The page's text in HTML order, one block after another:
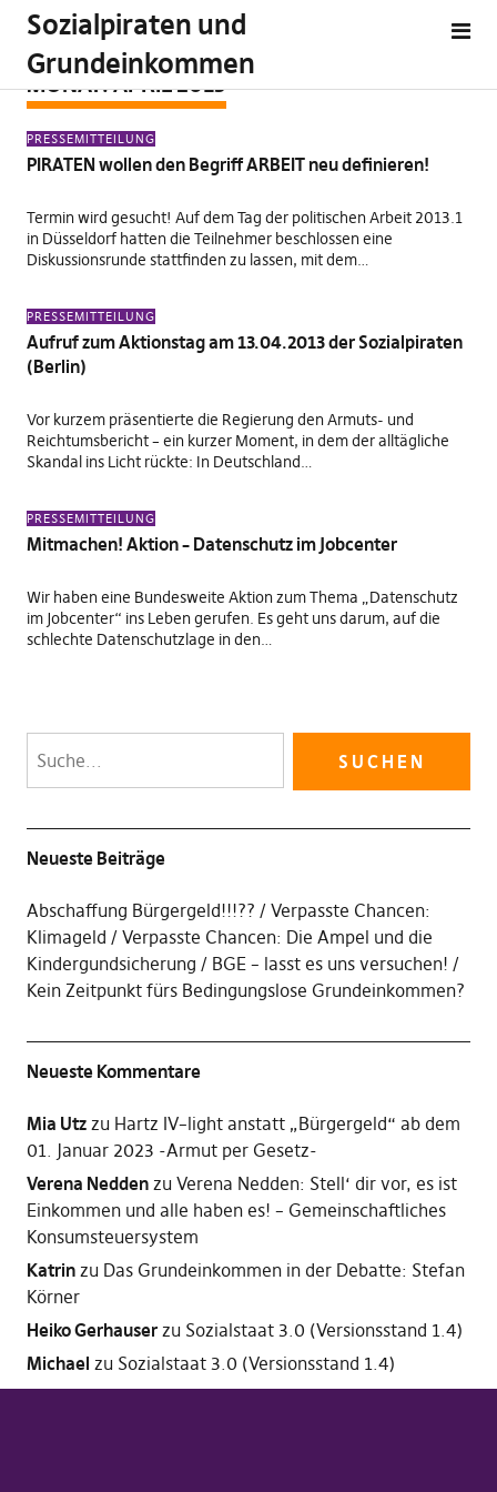
Sozialpiraten und
Grundeinkommen
MONAT:APRIL 2013
PRESSEMITTEILUNG
PIRATEN wollen den Begriff ARBEIT neu definieren!
Termin wird gesucht! Auf dem Tag der politischen Arbeit 2013.1
in Düsseldorf hatten die Teilnehmer beschlossen eine
Diskussionsrunde stattfinden zu lassen, mit dem…
PRESSEMITTEILUNG
Aufruf zum Aktionstag am 13.04.2013 der Sozialpiraten
(Berlin)
Vor kurzem präsentierte die Regierung den Armuts- und
Reichtumsbericht – ein kurzer Moment, in dem der alltägliche
Skandal ins Licht rückte: In Deutschland…
PRESSEMITTEILUNG
Mitmachen! Aktion – Datenschutz im Jobcenter
Wir haben eine Bundesweite Aktion zum Thema „Datenschutz
im Jobcenter“ ins Leben gerufen. Es geht uns darum, auf die
schlechte Datenschutzlage in den…
Neueste Beiträge
Abschaffung Bürgergeld!!!??
Verpasste Chancen:
Klimageld
Verpasste Chancen: Die Ampel und die
Kindergundsicherung
BGE – lasst es uns versuchen!
Kein Zeitpunkt fürs Bedingungslose Grundeinkommen?
Neueste Kommentare
Mia Utzzu Hartz IV–light anstatt „Bürgergeld“ ab dem
01. Januar 2023 -Armut per Gesetz-
Verena Neddenzu Verena Nedden: Stell‘ dir vor, es ist
Einkommen und alle haben es! – Gemeinschaftliches
Konsumsteuersystem
Katrinzu Das Grundeinkommen in der Debatte: Stefan
Körner
Heiko Gerhauserzu Sozialstaat 3.0 (Versionsstand 1.4)
Michael zu Sozialstaat 3.0 (Versionsstand 1.4)